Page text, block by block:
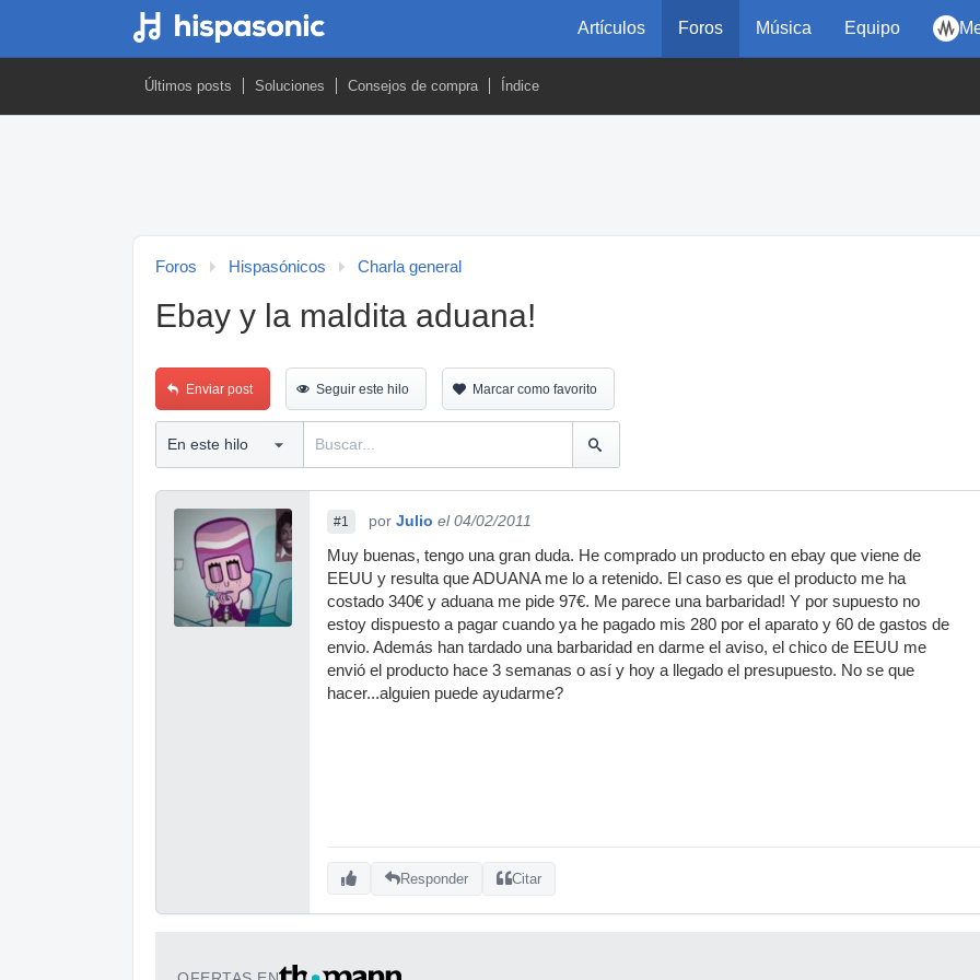
Artículos Foros Música Equipo
Últimos posts Soluciones Consejos de compra Índice
Foros Hispasónicos Charla general
Ebay y la maldita aduana!
Enviar post Seguir este hilo Marcar como favorito
#1 por Julio el 04/02/2011
Muy buenas, tengo una gran duda. He comprado un producto en ebay que viene de
EEUU y resulta que ADUANA me lo a retenido. El caso es que el producto me ha
costado 340€ y aduana me pide 97€. Me parece una barbaridad! Y por supuesto no
estoy dispuesto a pagar cuando ya he pagado mis 280 por el aparato y 60 de gastos de
envio. Además han tardado una barbaridad en darme el aviso, el chico de EEUU me
envió el producto hace 3 semanas o así y hoy a llegado el presupuesto. No se que
hacer...alguien puede ayudarme?
Responder Citar